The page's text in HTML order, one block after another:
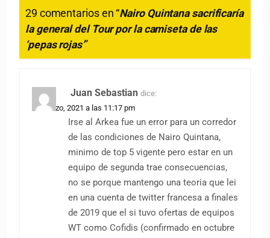
29 comentarios en “Nairo Quintana sacrificaría
la general del Tour por la camiseta de las
‘pepas rojas’”
Juan Sebastian dice:
31 marzo, 2021 a las 11:17 pm
Irse al Arkea fue un error para un corredor
de las condiciones de Nairo Quintana,
minimo de top 5 vigente pero estar en un
equipo de segunda trae consecuencias,
no se porque mantengo una teoria que lei
en una cuenta de twitter francesa a finales
de 2019 que el si tuvo ofertas de equipos
WT como Cofidis (confirmado en octubre